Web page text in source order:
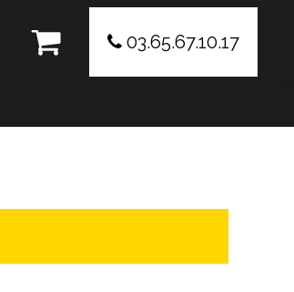
03.65.67.10.17